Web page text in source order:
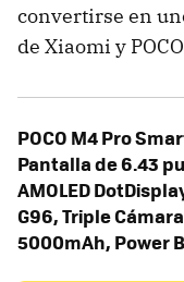
convertirse en
de Xiaomi y
POCO M4 Pro
Pantalla de 6.43
AMOLED
G96, Triple
5000mAh, Power